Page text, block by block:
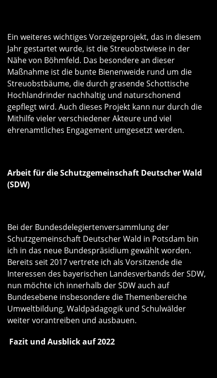
Ein weiteres wichtiges Vorzeigeprojekt, das in diesem
Jahr gestartet wurde, ist die Streuobstwiese in der
Nähe von Böhmfeld. Das besondere an dieser
Maßnahme ist die bunte Bienenweide rund um die
Streuobstbäume, die durch grasende Schottische
Hochlandrinder nachhaltig und naturschonend
gepflegt wird. Auch dieses Projekt kann nur durch die
Mithilfe vieler verschiedener Akteure und viel
ehrenamtliches Engagement umgesetzt werden.
Arbeit für die Schutzgemeinschaft Deutscher Wald
(SDW)
Bei der Bundesdelegiertenversammlung der
Schutzgemeinschaft Deutscher Wald in Potsdam bin
ich in das neue Bundespräsidium gewählt worden.
Bereits seit 2017 vertrete ich als Vorsitzende die
Interessen des bayerischen Landesverbands der SDW,
nun möchte ich innerhalb der SDW auch auf
Bundesebene insbesondere die Themenbereiche
Umweltbildung, Waldpädagogik und Schulwälder
weiter vorantreiben und ausbauen.
Fazit und Ausblick auf 2022